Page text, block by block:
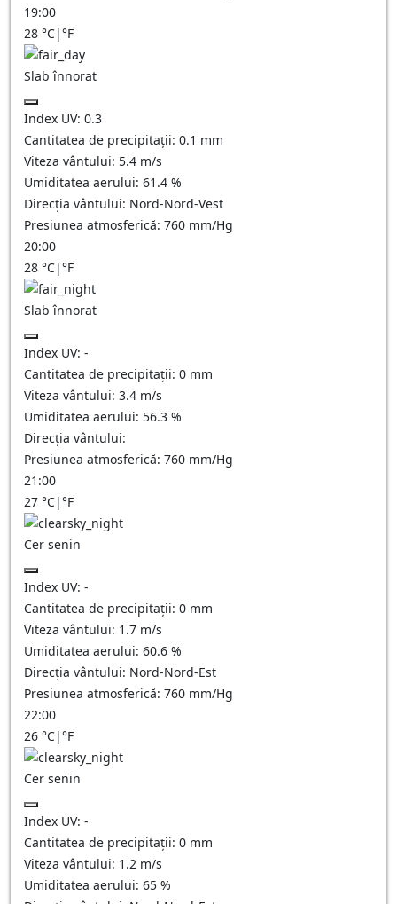
19:00
28 °C|°F
Slab înnorat
Index UV: 0.3
Cantitatea de precipitații: 0.1 mm
Viteza vântului: 5.4 m/s
Umiditatea aerului: 61.4 %
Direcția vântului: Nord-Nord-Vest
Presiunea atmosferică: 760 mm/Hg
20:00
28 °C|°F
Slab înnorat
Index UV: -
Cantitatea de precipitații: 0 mm
Viteza vântului: 3.4 m/s
Umiditatea aerului: 56.3 %
Direcția vântului:
Presiunea atmosferică: 760 mm/Hg
21:00
27 °C|°F
Cer senin
Index UV: -
Cantitatea de precipitații: 0 mm
Viteza vântului: 1.7 m/s
Umiditatea aerului: 60.6 %
Direcția vântului: Nord-Nord-Est
Presiunea atmosferică: 760 mm/Hg
22:00
26 °C|°F
Cer senin
Index UV: -
Cantitatea de precipitații: 0 mm
Viteza vântului: 1.2 m/s
Umiditatea aerului: 65 %